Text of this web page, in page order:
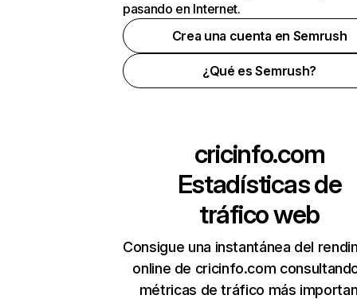
pasando en Internet.
Crea una cuenta en Semrush
¿Qué es Semrush?
cricinfo.com
Estadísticas de
tráfico web
Consigue una instantánea del
online de cricinfo.com
métricas de tráfico más